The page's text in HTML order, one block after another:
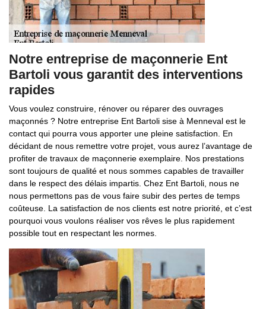
Notre entreprise de maçonnerie Ent
Bartoli vous garantit des interventions
rapides
Vous voulez construire, rénover ou réparer des ouvrages
maçonnés ? Notre entreprise Ent Bartoli sise à Menneval est le
contact qui pourra vous apporter une pleine satisfaction. En
décidant de nous remettre votre projet, vous aurez l’avantage de
profiter de travaux de maçonnerie exemplaire. Nos prestations
sont toujours de qualité et nous sommes capables de travailler
dans le respect des délais impartis. Chez Ent Bartoli, nous ne
nous permettons pas de vous faire subir des pertes de temps
coûteuse. La satisfaction de nos clients est notre priorité, et c’est
pourquoi vous voulons réaliser vos rêves le plus rapidement
possible tout en respectant les normes.